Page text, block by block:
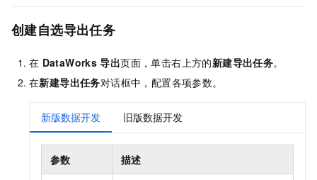
创建自选导出任务
在 DataWorks 导出页面，单击右上方的新建导出任务。
在新建导出任务对话框中，配置各项参数。
新版数据开发 旧版数据开发
参数 描述